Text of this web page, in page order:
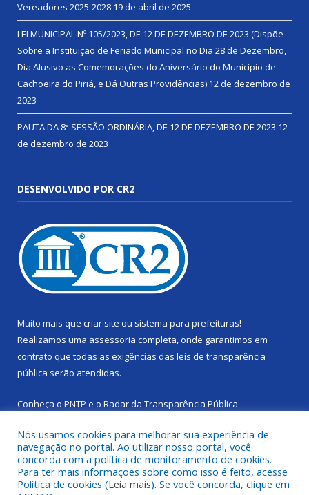
Vereadores 2025-2028 19 de abril de 2025
LEI MUNICIPAL Nº 105/2023, DE 12 DE DEZEMBRO DE 2023 (Dispõe
Sobre a Instituição de Feriado Municipal no Dia 28 de Dezembro,
Dia Alusivo as Comemorações do Aniversário do Município de
Cachoeira do Piriá, e Dá Outras Providências) 12 de dezembro de
2023
PAUTA DA 8ª SESSÃO ORDINÁRIA, DE 12 DE DEZEMBRO DE 2023 12
de dezembro de 2023
DESENVOLVIDO POR CR2
Muito mais que criar site ou sistema para prefeituras!
Realizamos uma assessoria completa, onde garantimos em
contrato que todas as exigências das leis de transparência
pública serão atendidas.
Conheça o PNTP e o Radar da Transparência Pública
Todos os direitos reservados a Câmara Municipal de Cachoeira
do Piriá.
Nós usamos cookies para melhorar sua experiência de
navegação no portal. Ao utilizar nosso portal, você
concorda com a política de monitoramento de cookies.
Para ter mais informações sobre como isso é feito, acesse
Política de cookies (Leia mais). Se você concorda, clique em